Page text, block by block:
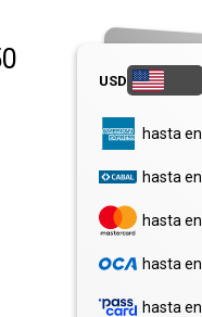
USD
hasta en
hasta en
hasta en
hasta en
hasta en